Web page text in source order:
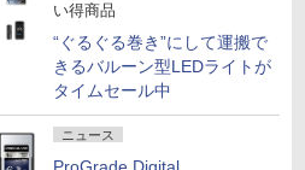
い得商品
“ぐるぐる巻き”にして運搬で
きるバルーン型LEDライトが
タイムセール中
ニュース